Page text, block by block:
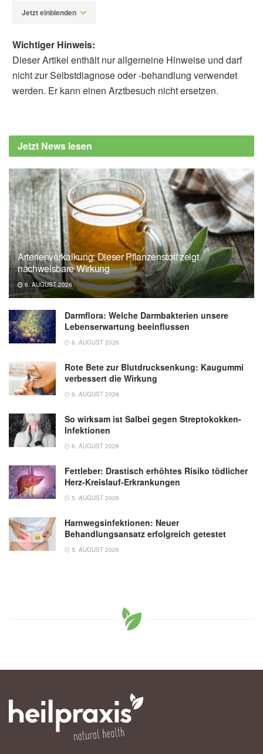
Jetzt einblenden
Koch-Instituts auf häufig gestellte Fragen zu
Vitamin D (Abruf: 21.02.2020),
Wichtiger Hinweis:
Dieser Artikel enthält nur allgemeine Hinweise und darf
nicht zur Selbstdiagnose oder -behandlung verwendet
werden. Er kann einen Arztbesuch nicht ersetzen.
Jetzt News lesen
Arterienverkalkung: Dieser Pflanzenstoff zeigt
nachweisbare Wirkung
6. AUGUST 2026
Darmflora: Welche Darmbakterien unsere
Lebenserwartung beeinflussen
6. AUGUST 2026
Rote Bete zur Blutdrucksenkung: Kaugummi
verbessert die Wirkung
6. AUGUST 2026
So wirksam ist Salbei gegen Streptokokken-
Infektionen
6. AUGUST 2026
Fettleber: Drastisch erhöhtes Risiko tödlicher
Herz-Kreislauf-Erkrankungen
5. AUGUST 2026
Harnwegsinfektionen: Neuer
Behandlungsansatz erfolgreich getestet
5. AUGUST 2026